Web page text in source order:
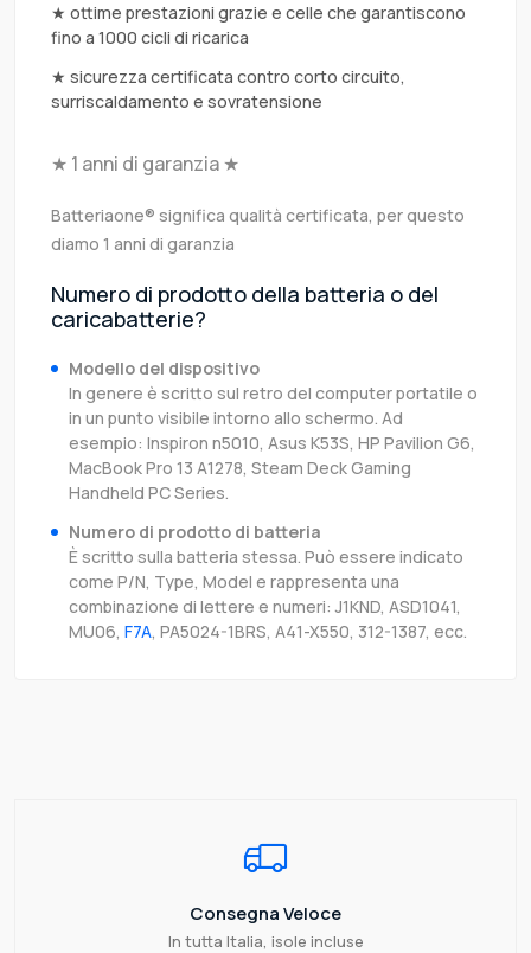
★ ottime prestazioni grazie e celle che garantiscono
fino a 1000 cicli di ricarica
★ sicurezza certificata contro corto circuito,
surriscaldamento e sovratensione
★ 1 anni di garanzia ★
Batteriaone® significa qualità certificata, per questo
diamo 1 anni di garanzia
Numero di prodotto della batteria o del
caricabatterie?
Modello del dispositivo
In genere è scritto sul retro del computer portatile o
in un punto visibile intorno allo schermo. Ad
esempio: Inspiron n5010, Asus K53S, HP Pavilion G6,
MacBook Pro 13 A1278, Steam Deck Gaming
Handheld PC Series.
Numero di prodotto di batteria
È scritto sulla batteria stessa. Può essere indicato
come P/N, Type, Model e rappresenta una
combinazione di lettere e numeri: J1KND, ASD1041,
MU06, F7A, PA5024-1BRS, A41-X550, 312-1387, ecc.
Consegna Veloce
In tutta Italia, isole incluse